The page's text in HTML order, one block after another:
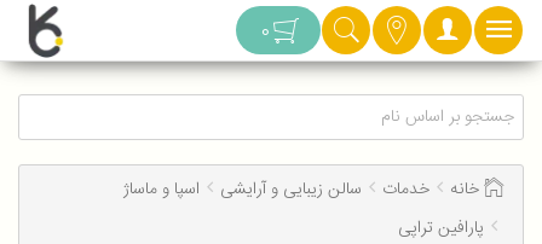
دسته بندی 0
خانه خدمات سالن زیبایی و آرایشی
اسپا و ماساژ
پارافین تراپی